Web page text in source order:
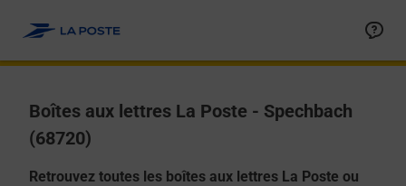
Boîtes aux lettres La Poste - Spechbach
(68720)
Retrouvez toutes les boîtes aux lettres La Poste ou